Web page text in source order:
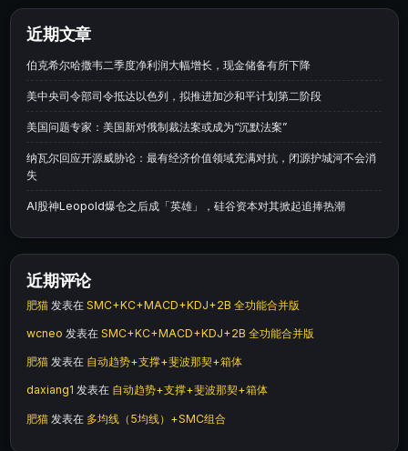
近期文章
伯克希尔哈撒韦二季度净利润大幅增长，现金储备有所下降
美中央司令部司令抵达以色列，拟推进加沙和平计划第二阶段
美国问题专家：美国新对俄制裁法案或成为“沉默法案”
纳瓦尔回应开源威胁论：最有经济价值领域充满对抗，闭源护城河不会消
失
AI股神Leopold爆仓之后成「英雄」，硅谷资本对其掀起追捧热潮
近期评论
肥猫 发表在 SMC+KC+MACD+KDJ+2B 全功能合并版
wcneo 发表在 SMC+KC+MACD+KDJ+2B 全功能合并版
肥猫 发表在 自动趋势+支撑+斐波那契+箱体
daxiang1 发表在 自动趋势+支撑+斐波那契+箱体
肥猫 发表在 多均线（5均线）+SMC组合